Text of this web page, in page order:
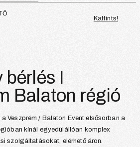
Kattints!
I
Balaton régió
Veszprém / Balaton Event elsősorban a
kínál egyedülállóan komplex
szolgáltatásokat, elérhető áron.